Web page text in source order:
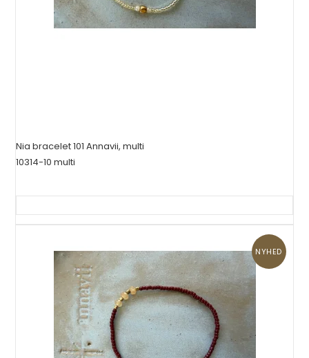
Nia bracelet 101 Annavii, multi
10314-10 multi
NYHED